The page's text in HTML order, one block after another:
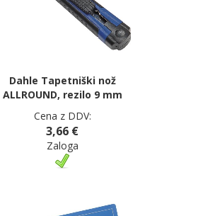
Dahle Tapetniški nož
ALLROUND, rezilo 9 mm
Cena z DDV:
3,66 €
Zaloga